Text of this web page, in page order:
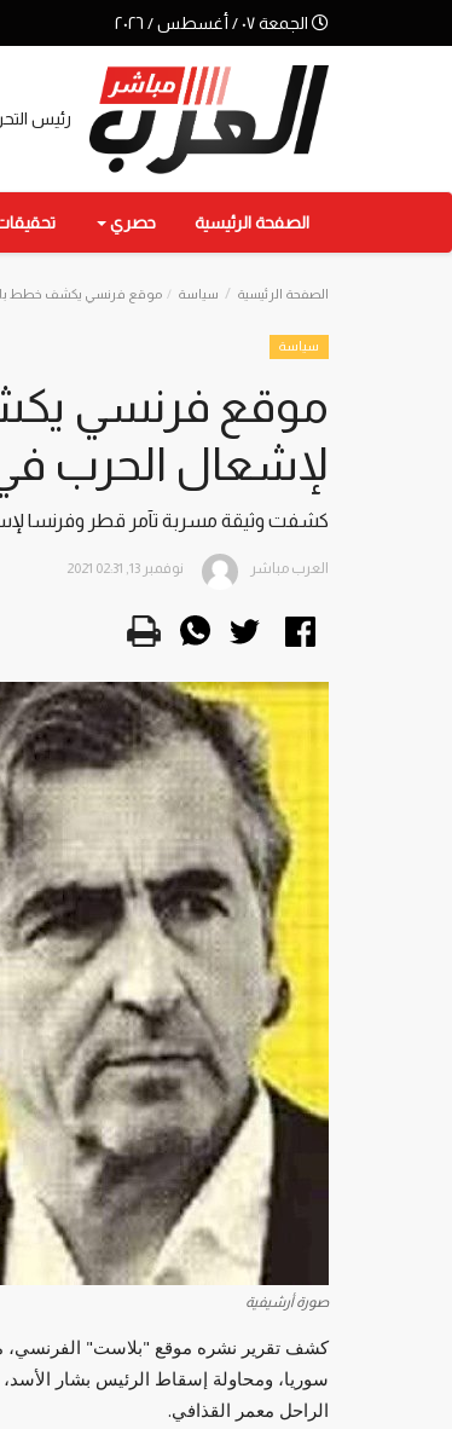
الجمعة ٠٧ / أغسطس / ٢٠٢٦
رئيس
الصفحة الرئيسية حصري
الصفحة الرئيسية سياسة موقع فرنسي يكشف خطط
سياسة
موقع فرنسي
لإشعال الحرب
كشفت وثيقة مسربة تآمر قطر وفرنسا
العرب مباشر نوفمبر 13, 2021 02:31
صورة أرشيفية
كشف تقرير نشره موقع "بلاست"
سوريا، ومحاولة إسقاط الرئيس بشار
الراحل معمر القذافي.